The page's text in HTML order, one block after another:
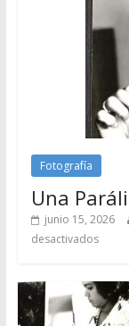
Fotografía
Una
junio 15, 2026
desactivados